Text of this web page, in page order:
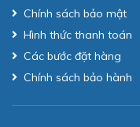
Chính sách bảo mật
Hình thức thanh toán
Các bước đặt hàng
Chính sách bảo hành